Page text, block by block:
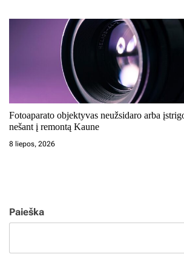
Fotoaparato objektyvas neužsidaro arba
nešant į remontą Kaune
8 liepos, 2026
Paieška